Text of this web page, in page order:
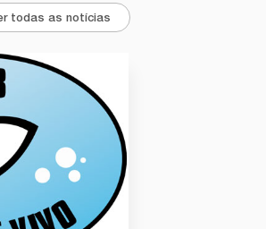
todas as notícias